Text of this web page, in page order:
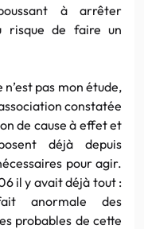
à arrêter
risque de faire un
pas mon étude,
constatée
de cause à effet et
déjà depuis
pour agir.
il y avait déjà tout :
anormale des
probables de cette